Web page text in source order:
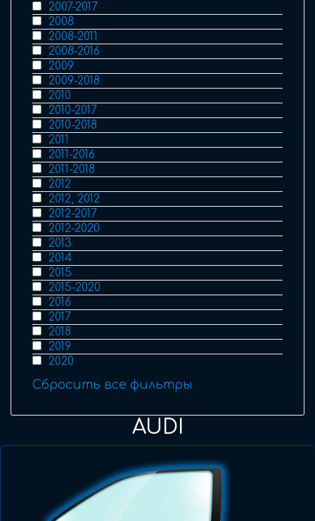
2007-2017
2008
2008-2011
2008-2016
2009
2009-2018
2010
2010-2017
2010-2018
2011
2011-2016
2011-2018
2012
2012, 2012
2012-2017
2012-2020
2013
2014
2015
2015-2020
2016
2017
2018
2019
2020
Сбросить все фильтры
AUDI